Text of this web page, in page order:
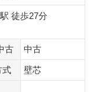
徒歩27分
古 中古
式 壁芯